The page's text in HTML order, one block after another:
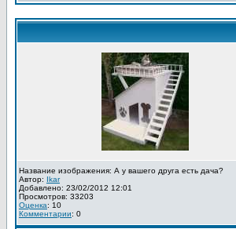
Название изображения: А у вашего друга есть дача?
Автор: Ikar
Добавлено: 23/02/2012 12:01
Просмотров: 33203
Оценка: 10
Комментарии: 0